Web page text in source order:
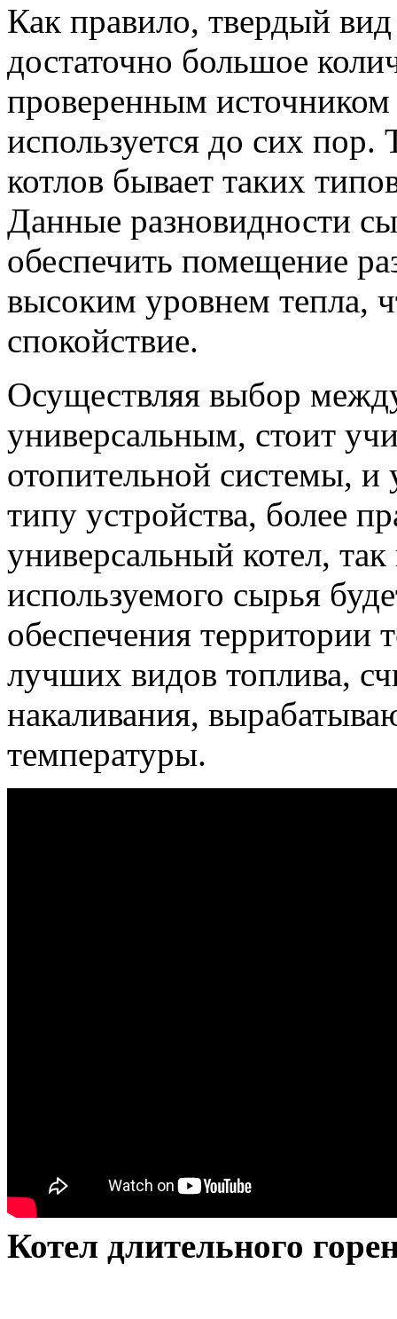
Как правило, твердый
достаточно большое
проверенным
используется до сих
котлов бывает таких
Данные разновидности
обеспечить помещение
высоким уровнем тепла,
спокойствие.
Осуществляя выбор
универсальным, стоит
отопительной системы, и
типу устройства, более
универсальный котел,
используемого сырья
обеспечения
лучших видов топлива,
накаливания,
температуры.
Котел длительного